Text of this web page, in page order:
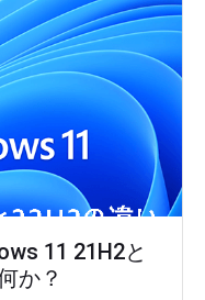
11 21H2と
か？